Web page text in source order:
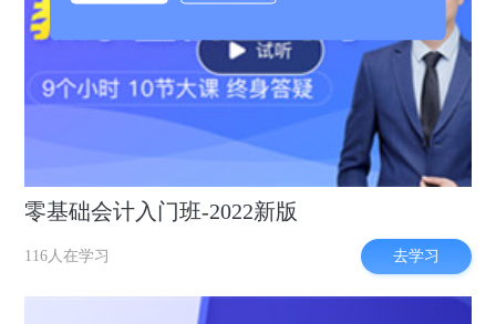
零基础会计入门班-2022新版
116人在学习 去学习